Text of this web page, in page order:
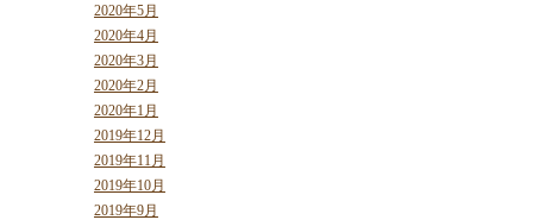
2020年5月
2020年4月
2020年3月
2020年2月
2020年1月
2019年12月
2019年11月
2019年10月
2019年9月